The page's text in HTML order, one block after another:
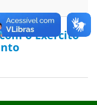
o Exército